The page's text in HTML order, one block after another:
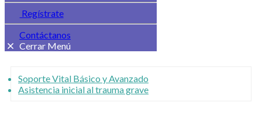
Regístrate
Contáctanos
Cerrar Menú
Soporte Vital Básico y Avanzado
Asistencia inicial al trauma grave